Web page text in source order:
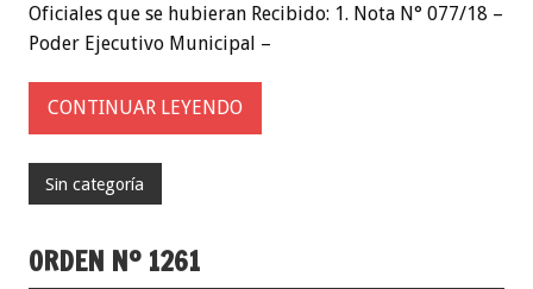
Oficiales que se hubieran Recibido: 1. Nota N° 077/18 –
Poder Ejecutivo Municipal –
CONTINUAR LEYENDO
Sin categoría
ORDEN Nº 1261